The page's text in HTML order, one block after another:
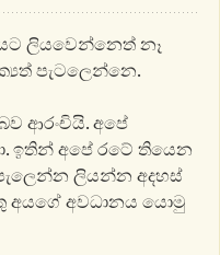
ලියවෙන්නෙත් නෑ
පැටලෙන්නෙ.
ආරංචියි. අපේ
ඉතින් අපේ රටේ තියෙන
ලියන්න අදහස්
අයගේ අවධානය යොමු